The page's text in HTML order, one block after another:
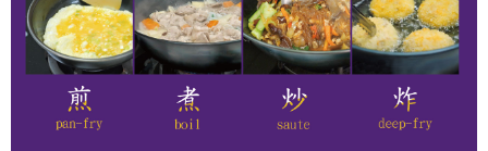
1. Perkhidmatan ini disediakan oleh Taiwan Mobile, pengguna telefon
mudah alih boleh segera menggunakan tanpa perlu memohon lagi.
(Hanya untuk nombor langganan peribadi, tidak terbuka untuk syarikat
dan kad prabayar)
2. Pilihan kaedah pembayaran "Pembayaran Ansuran Gogo", selepas
pesanan ditubuhkan, akan secara automatik dialihkan ke proses
transaksi Gogo, selepas pengesahan nombor telefon, pilih bilangan